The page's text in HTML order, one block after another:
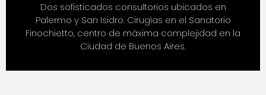
Dos sofisticados consultorios ubicados en
Palermo y San Isidro. Cirugías en el Sanatorio
Finochietto, centro de máxima complejidad en la
Ciudad de Buenos Aires.